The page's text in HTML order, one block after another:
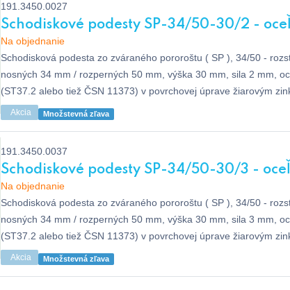
191.3450.0027
Schodiskové podesty SP-34/50-30/2 -
Na objednanie
Schodisková podesta zo zváraného pororoštu ( SP ), 34/50 -
nosných 34 mm / rozperných 50 mm, výška 30 mm, sila 2 mm,
(ST37.2 alebo tiež ČSN 11373) v povrchovej úprave žiarovým
dle EN ISO 1461, bez protišmyku.
Akcia Množstevná zľava
191.3450.0037
Schodiskové podesty SP-34/50-30/3 -
Na objednanie
Schodisková podesta zo zváraného pororoštu ( SP ), 34/50 -
nosných 34 mm / rozperných 50 mm, výška 30 mm, sila 3 mm,
(ST37.2 alebo tiež ČSN 11373) v povrchovej úprave žiarovým
dle EN ISO 1461, bez protišmyku.
Akcia Množstevná zľava